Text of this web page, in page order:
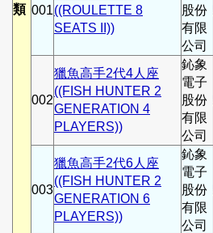
類 001((ROULETTE 8
SEATS II))
股份
有限
公司
002
獵魚高手2代4人座
((FISH HUNTER 2
GENERATION 4
PLAYERS))
鈊象
電子
股份
有限
公司
003
獵魚高手2代6人座
((FISH HUNTER 2
GENERATION 6
PLAYERS))
鈊象
電子
股份
有限
公司